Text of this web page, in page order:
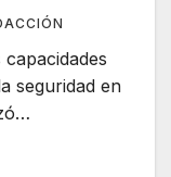
seguridad en